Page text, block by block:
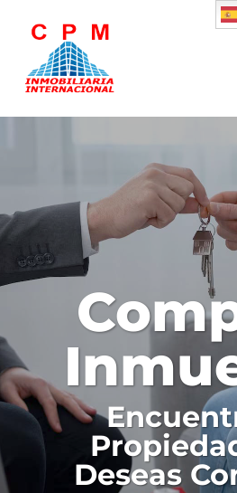
Deseas